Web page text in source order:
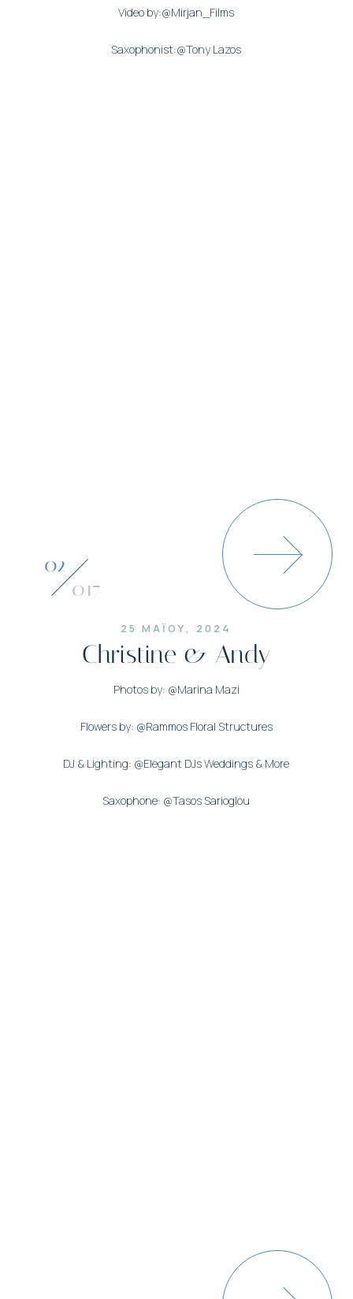
Video by:@Mirjan_Films
Saxophonist:@Tony Lazos
03
017
25 ΜΑΪΟΥ, 2024
Christine & Andy
Photos by: @Marina Mazi
Flowers by: @Rammos Floral Structures
DJ & Lighting: @Elegant DJs Weddings & More
Saxophone: @Tasos Sarioglou